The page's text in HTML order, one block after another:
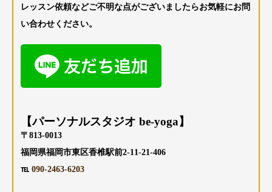
レッスン依頼などご不明な点がございましたらお気軽にお問
い合わせください。
【パーソナルスタジオ be-yoga】
〒813-0013
福岡県福岡市東区香椎駅前2-11-21-406
℡ 090-2463-6203